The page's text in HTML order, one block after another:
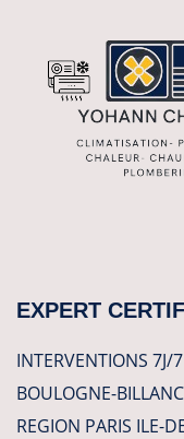
EXPERT
INTERVENTIONS 7J/7
BOULOGNE-
REGION PARIS ILE-